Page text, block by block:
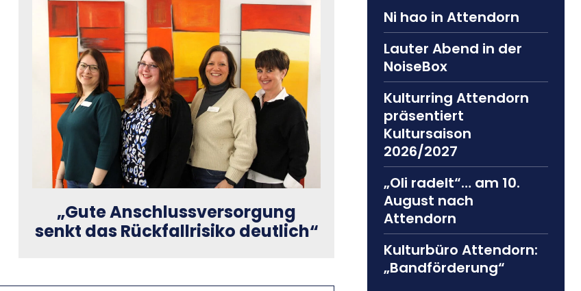
„Gute Anschlussversorgung
senkt das Rückfallrisiko deutlich“
Ni hao in Attendorn
Lauter Abend in der
NoiseBox
Kulturring Attendorn
präsentiert
Kultursaison
2026/2027
„Oli radelt“… am 10.
August nach
Attendorn
Kulturbüro Attendorn:
„Bandförderung“